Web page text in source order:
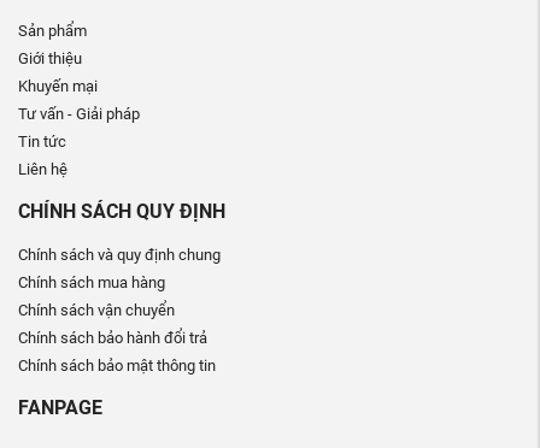
Sản phẩm
Giới thiệu
Khuyến mại
Tư vấn - Giải pháp
Tin tức
Liên hệ
CHÍNH SÁCH QUY ĐỊNH
Chính sách và quy định chung
Chính sách mua hàng
Chính sách vận chuyển
Chính sách bảo hành đổi trả
Chính sách bảo mật thông tin
FANPAGE